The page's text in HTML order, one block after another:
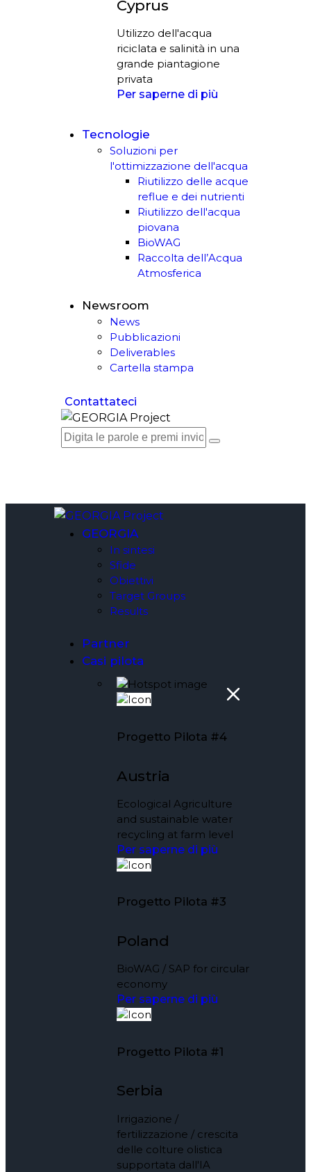
Cyprus
Utilizzo dell'acqua
riciclata e salinità in una
grande piantagione
privata
Per saperne di più
Tecnologie
Soluzioni per
l'ottimizzazione dell'acqua
Riutilizzo delle acque
reflue e dei nutrienti
Riutilizzo dell'acqua
piovana
BioWAG
Raccolta dell’Acqua
Atmosferica
Newsroom
News
Pubblicazioni
Deliverables
Cartella stampa
Contattateci
GEORGIA
In sintesi
Sfide
Obiettivi
Target Groups
Results
Partner
Casi pilota
Progetto Pilota #4
Austria
Ecological Agriculture
and sustainable water
recycling at farm level
Per saperne di più
Progetto Pilota #3
Poland
BioWAG / SAP for circular
economy
Per saperne di più
Progetto Pilota #1
Serbia
Irrigazione /
fertilizzazione / crescita
delle colture olistica
supportata dall'IA